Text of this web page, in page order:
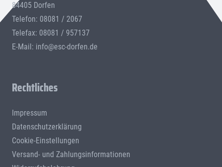
84405 Dorfen
Telefon: 08081 / 2067
Telefax: 08081 / 957137
E-Mail: info@esc-dorfen.de
Rechtliches
Impressum
Datenschutzerklärung
Cookie-Einstellungen
Versand- und Zahlungsinformationen